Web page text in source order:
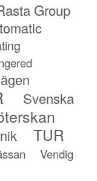
Group
Svenska
TUR
Vendig